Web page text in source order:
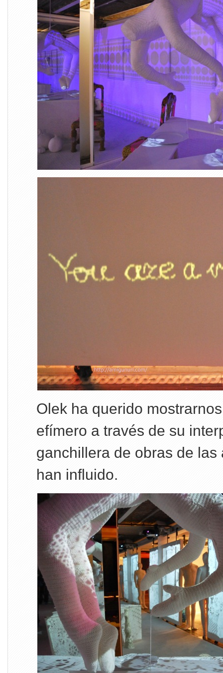
Olek ha querido
efímero a través de su
ganchillera de obras de las
han influido.